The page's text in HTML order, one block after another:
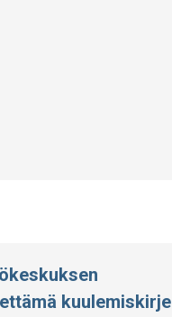
kuulemiskirje